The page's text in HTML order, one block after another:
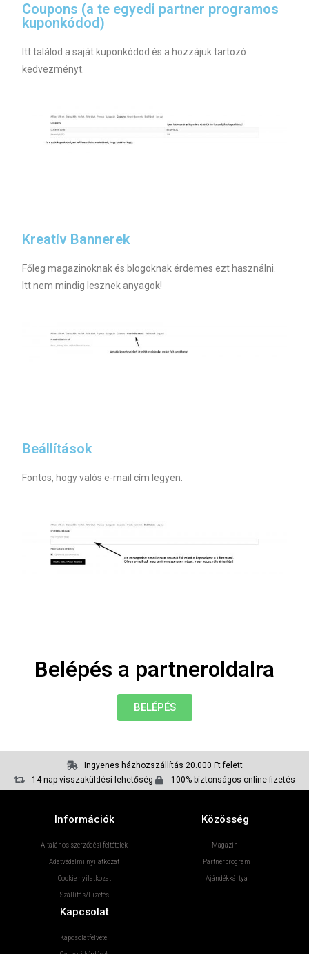
Coupons (a te egyedi partner programos
kuponkódod)
Itt találod a saját kuponkódod és a hozzájuk tartozó
kedvezményt.
Kreatív Bannerek
Főleg magazinoknak és blogoknak érdemes ezt használni.
Itt nem mindig lesznek anyagok!
Beállítások
Fontos, hogy valós e-mail cím legyen.
Belépés a partneroldalra
BELÉPÉS
Ingyenes házhozszállítás 20.000 Ft felett
14 nap visszaküldési lehetőség
100% biztonságos online fizetés
Információk
Általános szerződési feltételek
Adatvédelmi nyilatkozat
Cookie nyilatkozat
Szállítás/Fizetés
Közösség
Magazin
Partnerprogram
Ajándékkártya
Kapcsolat
Kapcsolatfelvétel